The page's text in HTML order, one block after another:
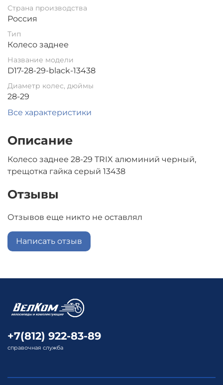
Страна производства
Россия
Тип
Колесо заднее
Название модели
D17-28-29-black-13438
Диаметр колес, дюймы
28-29
Все характеристики
Описание
Колесо заднее 28-29 TRIX алюминий черный,
трещотка гайка серый 13438
Отзывы
Отзывов еще никто не оставлял
Написать отзыв
+7(812) 922-83-89
справочная служба